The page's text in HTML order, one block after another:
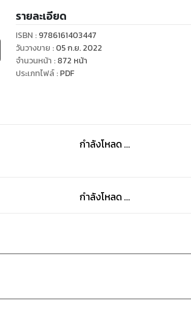
นามสกุลจากนิชิโมโตะเป็นคาราซาวะ เติบโตเป็น
เกี่ยวกับเธอต้องทนทุกข์ทรมานจากความโชคร้าย
ภายใต้เนื้อหนังที่สวยสดงดงามในปี 1992 ระยะเ
ติดปะต่อเรื่องราวได้
รายละเอียด
ISBN : 9786161403447
วันวางขาย : 05 ก.ย. 2022
จำนวนหน้า : 872 หน้า
ประเภทไฟล์: PDF
กำลังโหลด ...
กำลังโหลด ...